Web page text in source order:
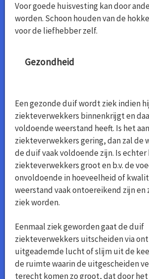
Voor goede huisvesting kan door
worden. Schoon houden van de
voor de liefhebber zelf.
Gezondheid
Een gezonde duif wordt ziek indien
ziekteverwekkers binnenkrijgt en
voldoende weerstand heeft. Is het
ziekteverwekkers gering, dan zal de
de duif vaak voldoende zijn. Is echter
ziekteverwekkers groot en b.v. de
onvoldoende in hoeveelheid of
weerstand vaak ontoereikend zijn en
ziek worden.
Eenmaal ziek geworden gaat de duif
ziekteverwekkers uitscheiden via
uitgeademde lucht of slijm uit de
de ruimte waarin de uitgescheiden
terecht komen zo groot, dat door